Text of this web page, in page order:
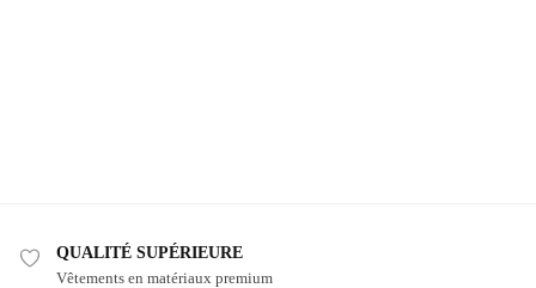
QUALITÉ SUPÉRIEURE
Vêtements en matériaux premium